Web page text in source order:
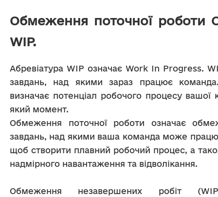
Обмеження поточної роботи
WIP.
Абревіатура WIP означає Work In Progress.
завдань, над якими зараз працює
визначає потенціал робочого процесу
який момент.
Обмеження поточної роботи означає
завдань, над якими ваша команда може
щоб створити плавний робочий процес, а
надмірного навантаження та відволікання.
Обмеження незавершених робіт